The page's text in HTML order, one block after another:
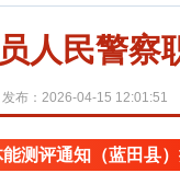
人民警察
发布：2026-04-15 12:01:51
测评通知（蓝田县